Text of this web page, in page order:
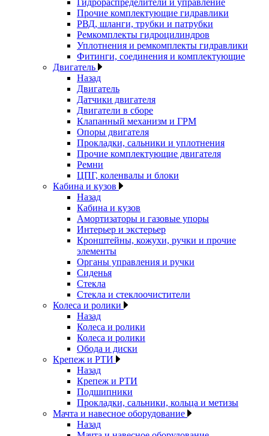
Гидрораспределители и управление
Прочие комплектующие гидравлики
РВД, шланги, трубки и патрубки
Ремкомплекты гидроцилиндров
Уплотнения и ремкомплекты гидравлики
Фитинги, соединения и комплектующие
Двигатель
Назад
Двигатель
Датчики двигателя
Двигатели в сборе
Клапанный механизм и ГРМ
Опоры двигателя
Прокладки, сальники и уплотнения
Прочие комплектующие двигателя
Ремни
ЦПГ, коленвалы и блоки
Кабина и кузов
Назад
Кабина и кузов
Амортизаторы и газовые упоры
Интерьер и экстерьер
Кронштейны, кожухи, ручки и прочие
элементы
Органы управления и ручки
Сиденья
Стекла
Стекла и стеклоочистители
Колеса и ролики
Назад
Колеса и ролики
Колеса и ролики
Обода и диски
Крепеж и РТИ
Назад
Крепеж и РТИ
Подшипники
Прокладки, сальники, кольца и метизы
Мачта и навесное оборудование
Назад